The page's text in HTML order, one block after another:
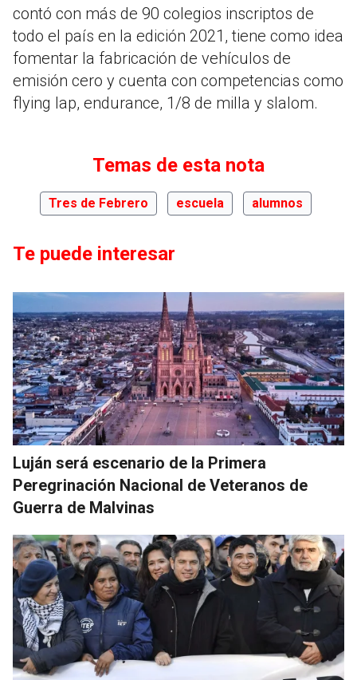
contó con más de 90 colegios inscriptos de
todo el país en la edición 2021, tiene como idea
fomentar la fabricación de vehículos de
emisión cero y cuenta con competencias como
flying lap, endurance, 1/8 de milla y slalom.
Temas de esta nota
Tres de Febrero escuela alumnos
Te puede interesar
Luján será escenario de la Primera
Peregrinación Nacional de Veteranos de
Guerra de Malvinas